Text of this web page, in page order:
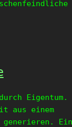
Eigentum.
aus einem
Ein